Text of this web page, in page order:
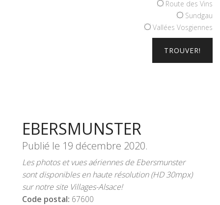
Route des Vins
Sundgau
Vallées Vosgiennes
EBERSMUNSTER
Publié le 19 décembre 2020.
Les photos et vues aériennes de Ebersmunster
sont disponibles en haute résolution (HD 30mpx)
sur notre site Villages-Alsace!
Code postal: 67600